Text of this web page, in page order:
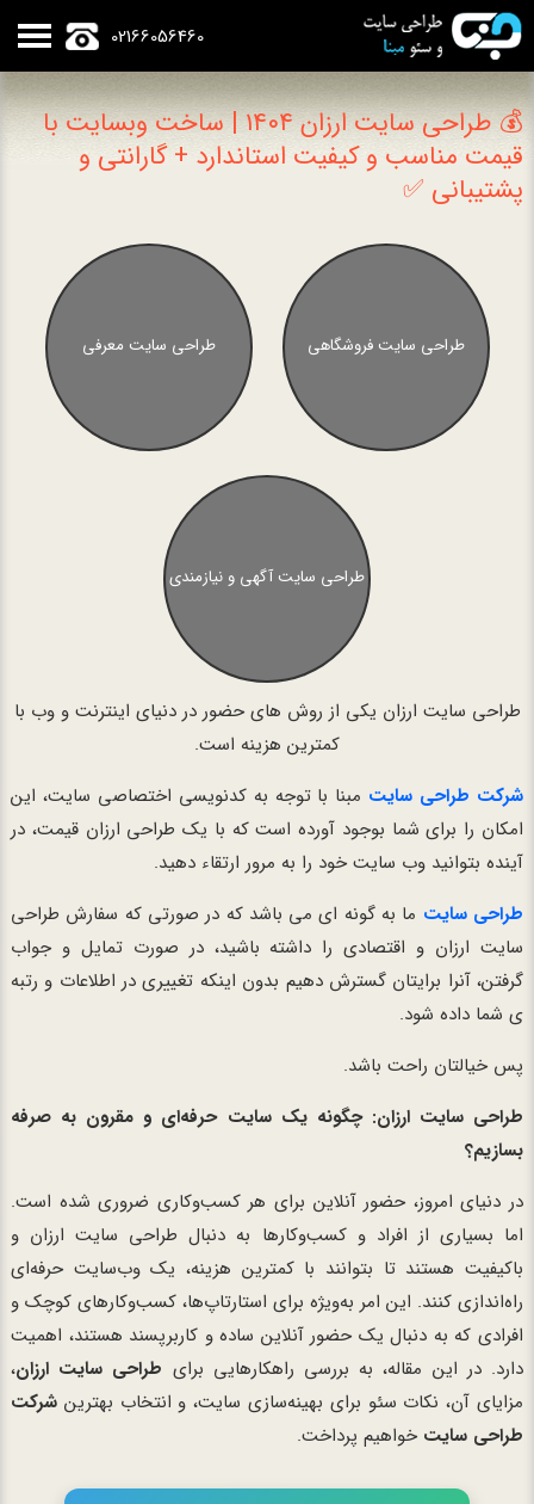
02166056460
💰 طراحی سایت ارزان ۱۴۰۴ | ساخت وبسایت با
قیمت مناسب و کیفیت استاندارد + گارانتی و
پشتیبانی ✅
طراحی سایت فروشگاهی طراحی سایت معرفی
طراحی سایت آگهی و نیازمندی
طراحی سایت ارزان یکی از روش های حضور در دنیای اینترنت و وب با
کمترین هزینه است.
شرکت طراحی سایت مبنا با توجه به کدنویسی اختصاصی سایت، این
امکان را برای شما بوجود آورده است که با یک طراحی ارزان قیمت، در
آینده بتوانید وب سایت خود را به مرور ارتقاء دهید.
طراحی سایت ما به گونه ای می باشد که در صورتی که سفارش طراحی
سایت ارزان و اقتصادی را داشته باشید، در صورت تمایل و جواب
گرفتن، آنرا برایتان گسترش دهیم بدون اینکه تغییری در اطلاعات و رتبه
ی شما داده شود.
پس خیالتان راحت باشد.
طراحی سایت ارزان: چگونه یک سایت حرفه‌ای و مقرون به صرفه
بسازیم؟
در دنیای امروز، حضور آنلاین برای هر کسب‌وکاری ضروری شده است.
اما بسیاری از افراد و کسب‌وکارها به دنبال طراحی سایت ارزان و
باکیفیت هستند تا بتوانند با کمترین هزینه، یک وب‌سایت حرفه‌ای
راه‌اندازی کنند. این امر به‌ویژه برای استارتاپ‌ها، کسب‌وکارهای کوچک و
افرادی که به دنبال یک حضور آنلاین ساده و کاربرپسند هستند، اهمیت
دارد. در این مقاله، به بررسی راهکارهایی برای طراحی سایت ارزان،
مزایای آن، نکات سئو برای بهینه‌سازی سایت، و انتخاب بهترینشرکت
طراحی سایت خواهیم پرداخت.